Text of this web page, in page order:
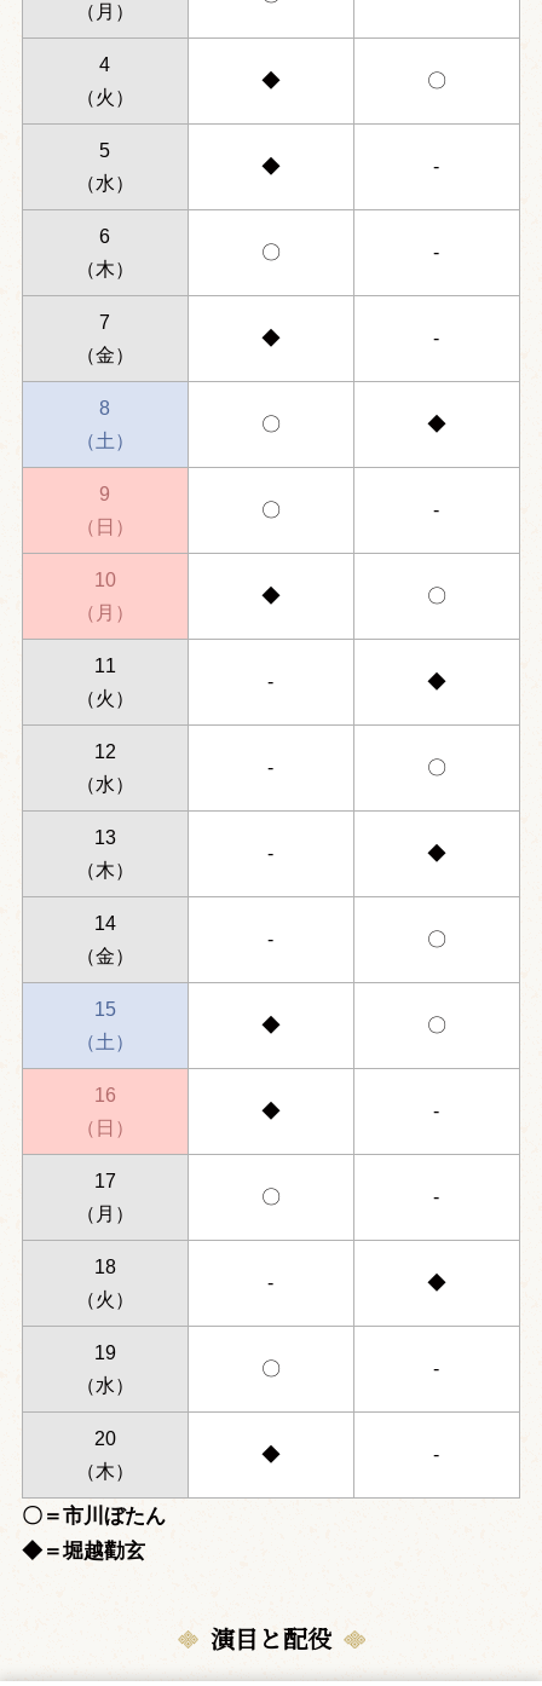
（月）
4
（火）
◆ 〇
5
（水）
◆ -
6
（木）
〇 -
7
（金）
◆ -
8
（土）
〇 ◆
9
（日）
〇 -
10
（月）
◆ 〇
11
（火）
- ◆
12
（水）
- 〇
13
（木）
- ◆
14
（金）
- 〇
15
（土）
◆ 〇
16
（日）
◆ -
17
（月）
〇 -
18
（火）
- ◆
19
（水）
〇 -
20
（木）
◆ -
〇＝市川ぼたん
◆＝堀越勸玄
演目と配役